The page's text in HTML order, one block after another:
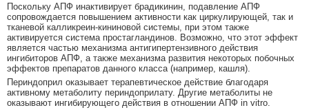
Поскольку АПФ инактивирует брадикинин, подавление АПФ
сопровождается повышением активности как циркулирующей, так и
тканевой калликреин-кининовой системы, при этом также
активируется система простагландинов. Возможно, что этот эффект
является частью механизма антигипертензивного действия
ингибиторов АПФ, а также механизма развития некоторых побочных
эффектов препаратов данного класса (например, кашля).
Периндоприл оказывает терапевтическое действие благодаря
активному метаболиту периндоприлату. Другие метаболиты не
оказывают ингибирующего действия в отношении АПФ in vitro.